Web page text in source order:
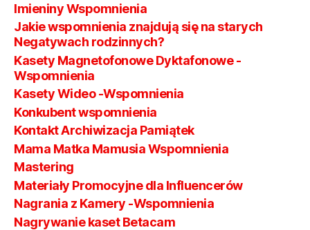
Imieniny Wspomnienia
Jakie wspomnienia znajdują się na starych
Negatywach rodzinnych?
Kasety Magnetofonowe Dyktafonowe -
Wspomnienia
Kasety Wideo -Wspomnienia
Konkubent wspomnienia
Kontakt Archiwizacja Pamiątek
Mama Matka Mamusia Wspomnienia
Mastering
Materiały Promocyjne dla Influencerów
Nagrania z Kamery -Wspomnienia
Nagrywanie kaset Betacam